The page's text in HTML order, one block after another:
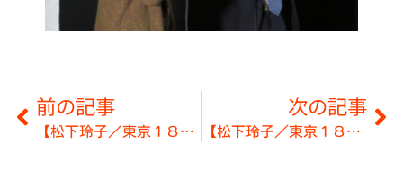
前の記事
【松下玲子／東京１８区】だがしの日「子ども縁日」に行ってきました。
次の記事
【松下玲子／東京１８区】朝街頭の予定◎３月11日～３月15日